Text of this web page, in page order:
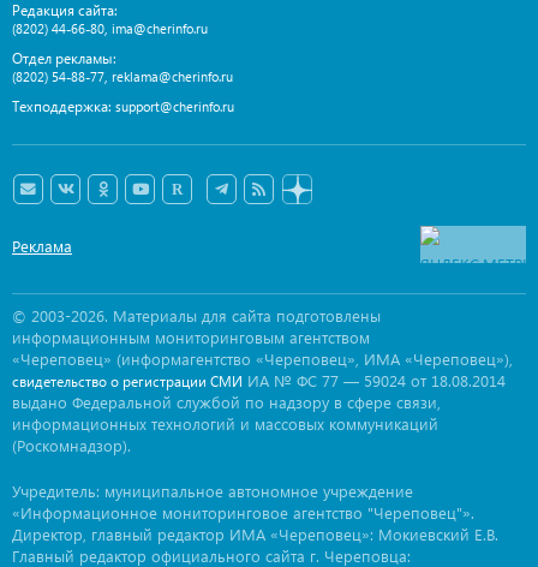
Редакция сайта:
(8202) 44-66-80, ima@cherinfo.ru
Отдел рекламы:
(8202) 54-88-77, reklama@cherinfo.ru
Техподдержка: support@cherinfo.ru
Реклама
© 2003-2026. Материалы для сайта подготовлены
информационным мониторинговым агентством
«Череповец» (информагентство «Череповец», ИМА «Череповец»),
свидетельство о регистрации СМИ ИА № ФС 77 — 59024 от 18.08.2014
выдано Федеральной службой по надзору в сфере связи,
информационных технологий и массовых коммуникаций
(Роскомнадзор).
Учредитель: муниципальное автономное учреждение
«Информационное мониторинговое агентство "Череповец"».
Директор, главный редактор ИМА «Череповец»: Мокиевский Е.В.
Главный редактор официального сайта г. Череповца: